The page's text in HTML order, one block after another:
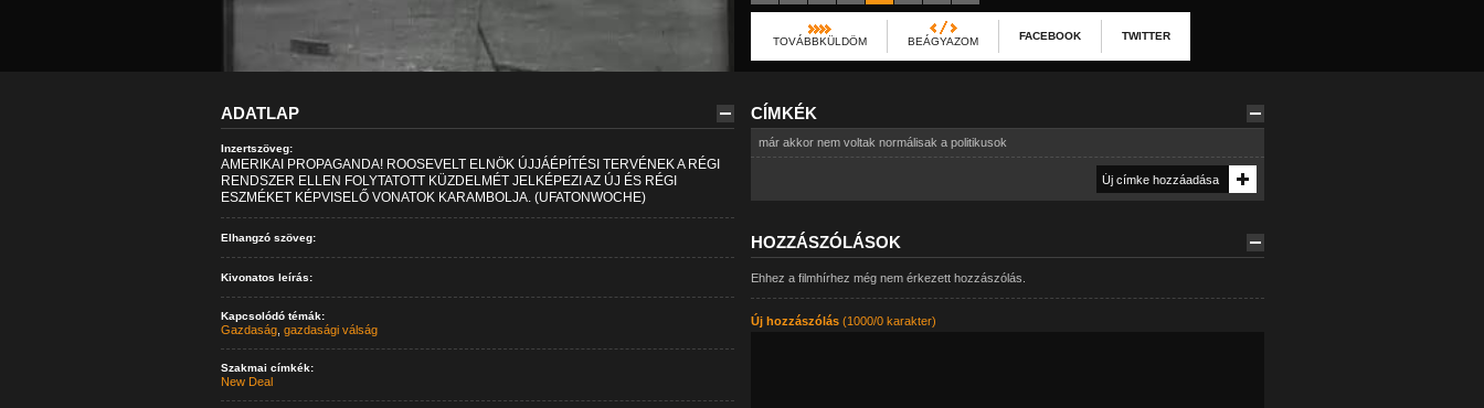
TOVÁBBKÜLDÖM BEÁGYAZOM FACEBOOK TWITTER
ADATLAP
Inzertszöveg:
AMERIKAI PROPAGANDA! ROOSEVELT ELNÖK ÚJJÁÉPÍTÉSI TERVÉNEK A RÉGI
RENDSZER ELLEN FOLYTATOTT KÜZDELMÉT JELKÉPEZI AZ ÚJ ÉS RÉGI
ESZMÉKET KÉPVISELŐ VONATOK KARAMBOLJA. (UFATONWOCHE)
Elhangzó szöveg:
Kivonatos leírás:
Kapcsolódó témák:
Gazdaság, gazdasági válság
Szakmai címkék:
New Deal
CÍMKÉK
már akkor nem voltak normálisak a politikusok
HOZZÁSZÓLÁSOK
Ehhez a filmhírhez még nem érkezett hozzászólás.
Új hozzászólás(1000/0 karakter)